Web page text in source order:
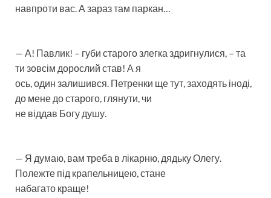
навпроти вас. А зараз там паркан…
— А! Павлик! – губи старого злегка здригнулися, – та
ти зовсім дорослий став! А я
ось, один залишився. Петренки ще тут, заходять іноді,
до мене до старого, глянути, чи
не віддав Богу душу.
— Я думаю, вам треба в лікарню, дядьку Олегу.
Полежте під крапельницею, стане
набагато краще!